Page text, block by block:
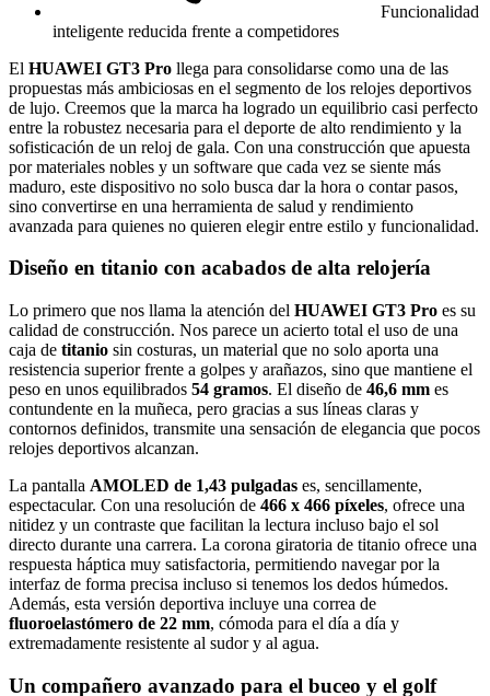
Funcionalidad
inteligente reducida frente a competidores
El HUAWEI GT3 Pro llega para consolidarse como una de las
propuestas más ambiciosas en el segmento de los relojes deportivos
de lujo. Creemos que la marca ha logrado un equilibrio casi perfecto
entre la robustez necesaria para el deporte de alto rendimiento y la
sofisticación de un reloj de gala. Con una construcción que apuesta
por materiales nobles y un software que cada vez se siente más
maduro, este dispositivo no solo busca dar la hora o contar pasos,
sino convertirse en una herramienta de salud y rendimiento
avanzada para quienes no quieren elegir entre estilo y funcionalidad.
Diseño en titanio con acabados de alta relojería
Lo primero que nos llama la atención del HUAWEI GT3 Pro es su
calidad de construcción. Nos parece un acierto total el uso de una
caja de titanio sin costuras, un material que no solo aporta una
resistencia superior frente a golpes y arañazos, sino que mantiene el
peso en unos equilibrados 54 gramos. El diseño de 46,6 mm es
contundente en la muñeca, pero gracias a sus líneas claras y
contornos definidos, transmite una sensación de elegancia que pocos
relojes deportivos alcanzan.
La pantalla AMOLED de 1,43 pulgadas es, sencillamente,
espectacular. Con una resolución de 466 x 466 píxeles, ofrece una
nitidez y un contraste que facilitan la lectura incluso bajo el sol
directo durante una carrera. La corona giratoria de titanio ofrece una
respuesta háptica muy satisfactoria, permitiendo navegar por la
interfaz de forma precisa incluso si tenemos los dedos húmedos.
Además, esta versión deportiva incluye una correa de
fluoroelastómero de 22 mm, cómoda para el día a día y
extremadamente resistente al sudor y al agua.
Un compañero avanzado para el buceo y el golf